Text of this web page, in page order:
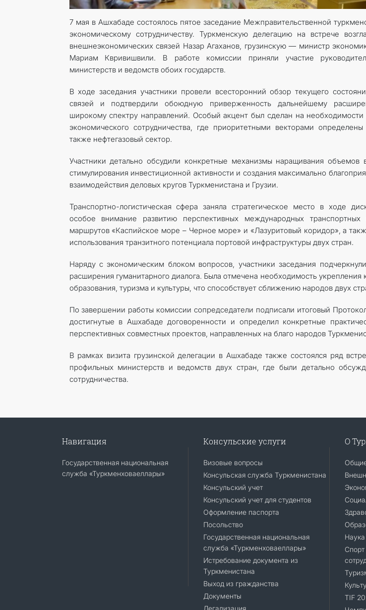
7 мая в Ашхабаде состоялось пятое заседание Межправительственной
экономическому сотрудничеству. Туркменскую делегацию на встрече
внешнеэкономических связей Назар Агаханов, грузинскую — министр
Мариам Квривишвили. В работе комиссии приняли участие
министерств и ведомств обоих государств.
В ходе заседания участники провели всесторонний обзор текущего
связей и подтвердили обоюдную приверженность дальнейшему
широкому спектру направлений. Особый акцент был сделан на необходимости
экономического сотрудничества, где приоритетными векторами определены
также нефтегазовый сектор.
Участники детально обсудили конкретные механизмы наращивания объемов
стимулирования инвестиционной активности и создания максимально
взаимодействия деловых кругов Туркменистана и Грузии.
Транспортно-логистическая сфера заняла стратегическое место в ходе
особое внимание развитию перспективных международных транспортных
маршрутов «Каспийское море – Черное море» и «Лазуритовый коридор», а
использования транзитного потенциала портовой инфраструктуры двух стран.
Наряду с экономическим блоком вопросов, участники заседания
расширения гуманитарного диалога. Была отмечена необходимость укрепления
образования, туризма и культуры, что способствует сближению народов двух
По завершении работы комиссии сопредседатели подписали итоговый
достигнутые в Ашхабаде договоренности и определил конкретные
перспективных совместных проектов, направленных на благо народов
В рамках визита грузинской делегации в Ашхабаде также состоялся ряд
профильных министерств и ведомств двух стран, где были детально
сотрудничества.
Навигация
Государственная национальная
служба «Туркменховаеллары»
Консульские услуги
Визовые вопросы
Консульская служба Туркменистана
Консульский учет
Консульский учет для студентов
Оформление паспорта
Посольство
Государственная национальная
служба «Туркменховаеллары»
Истребование документа из
Туркменистана
Выход из гражданства
Документы
О
Наука
TIF